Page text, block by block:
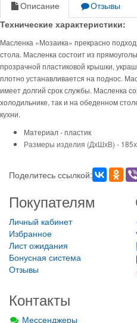
Описание
Отзывы
Технические характеристики:
Масленка «Мозаика» прекрасно
стола. Масленка состоит из
прозрачной пластиковой крышки,
плотно устанавливается на поднос.
имеет долгий срок службы. Масленка
холодильнике, так и на обеденном
кухни.
Материал - пластик
Размеры изделия (ДхШхВ) -
Поделитесь ссылкой:
Покупателям
Личный кабинет
Избранное
Лист ожидания
Бонусная система
Отзывы
Контакты
Мессенджеры